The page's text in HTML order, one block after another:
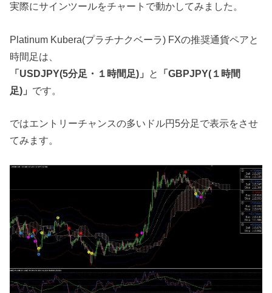
実際にサインツールをチャートで動かしてみました。
Platinum Kubera(プラチナクベーラ) FXの推奨通貨ペアと
時間足は、
「USDJPY(5分足・１時間足)」 と
「GBPJPY(１時間
足)」 です。
ではエントリーチャンスの多いドル円5分足で表示をさせ
てみます。